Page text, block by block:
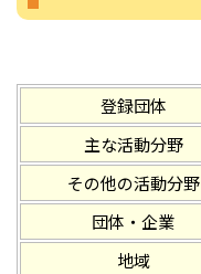
登録団体
主な活動分野
その他の活動分野
団体・企業
地域